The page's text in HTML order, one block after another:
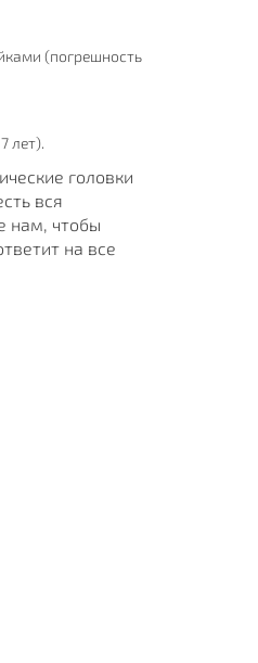
(погрешность
лет).
головки
вся
нам, чтобы
на все